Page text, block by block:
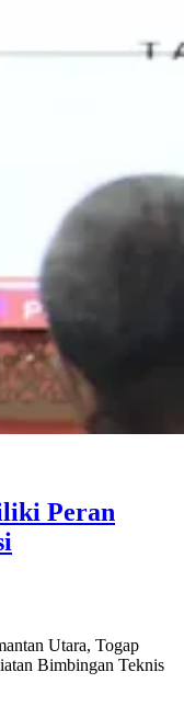
Peran
Utara, Togap
Bimbingan Teknis